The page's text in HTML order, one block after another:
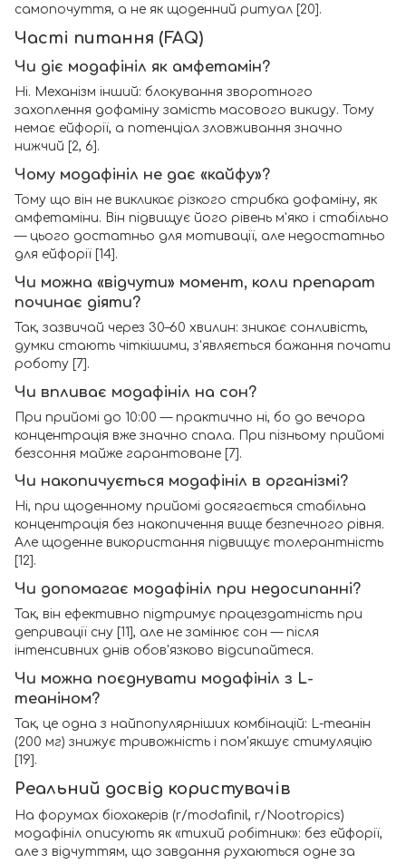
самопочуття, а не як щоденний ритуал [20].
Часті питання (FAQ)
Чи діє модафініл як амфетамін?
Ні. Механізм інший: блокування зворотного
захоплення дофаміну замість масового викиду. Тому
немає ейфорії, а потенціал зловживання значно
нижчий [2, 6].
Чому модафініл не дає «кайфу»?
Тому що він не викликає різкого стрибка дофаміну, як
амфетаміни. Він підвищує його рівень м'яко і стабільно
— цього достатньо для мотивації, але недостатньо
для ейфорії [14].
Чи можна «відчути» момент, коли препарат
починає діяти?
Так, зазвичай через 30–60 хвилин: зникає сонливість,
думки стають чіткішими, з'являється бажання почати
роботу [7].
Чи впливає модафініл на сон?
При прийомі до 10:00 — практично ні, бо до вечора
концентрація вже значно спала. При пізньому прийомі
безсоння майже гарантоване [7].
Чи накопичується модафініл в організмі?
Ні, при щоденному прийомі досягається стабільна
концентрація без накопичення вище безпечного рівня.
Але щоденне використання підвищує толерантність
[12].
Чи допомагає модафініл при недосипанні?
Так, він ефективно підтримує працездатність при
депривації сну [11], але не замінює сон — після
інтенсивних днів обов'язково відсипайтеся.
Чи можна поєднувати модафініл з L-
теаніном?
Так, це одна з найпопулярніших комбінацій: L-теанін
(200 мг) знижує тривожність і пом'якшує стимуляцію
[19].
Реальний досвід користувачів
На форумах біохакерів (r/modafinil, r/Nootropics)
модафініл описують як «тихий робітник»: без ейфорії,
але з відчуттям, що завдання рухаються одне за